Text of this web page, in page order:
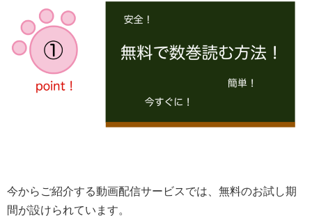
今からご紹介する動画配信サービスでは、無料のお試し期
間が設けられています。